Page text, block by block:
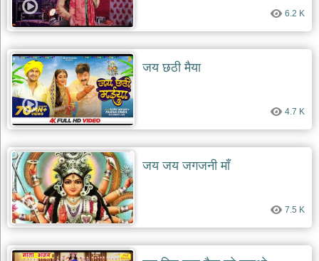
6.2 K
जय छठी मैया
4.7 K
जय जय जगजनी माँ
7.5 K